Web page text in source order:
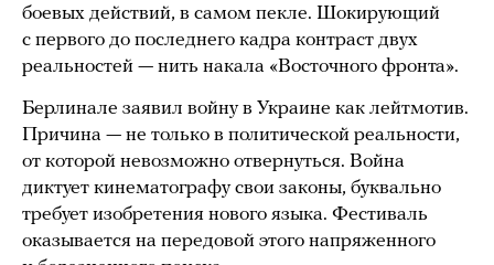
боевых действий, в самом пекле. Шокирующий
с первого до последнего кадра контраст двух
реальностей — нить накала «Восточного фронта».
Берлинале заявил войну в Украине как лейтмотив.
Причина — не только в политической реальности,
от которой невозможно отвернуться. Война
диктует кинематографу свои законы, буквально
требует изобретения нового языка. Фестиваль
оказывается на передовой этого напряженного